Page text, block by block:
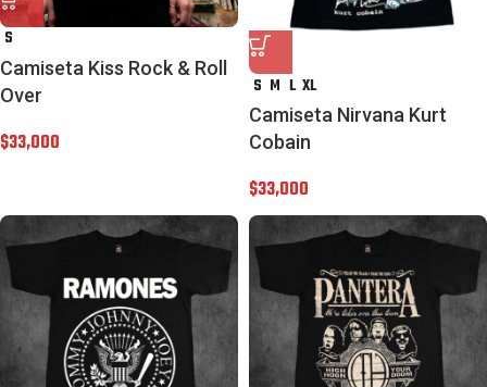
S
Camiseta Kiss Rock & Roll
Over
$33,000
S M L XL
Camiseta Nirvana Kurt
Cobain
$33,000